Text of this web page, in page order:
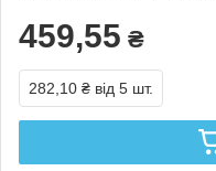
459,55 ₴
282,10 ₴ від 5 шт.